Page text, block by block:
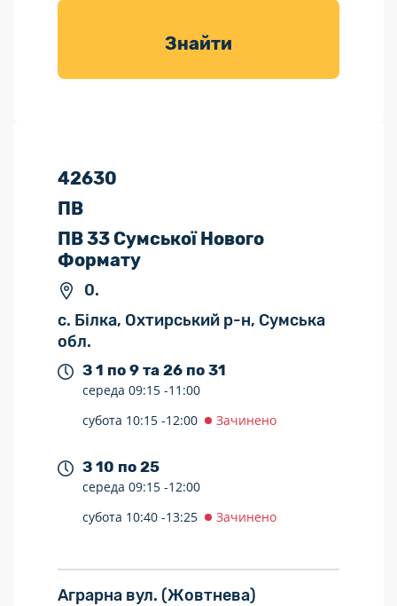
товарів для
Знайти
42630
ПВ
ПВ 33 Сумської Нового
Формату
0.
с. Білка, Охтирський р-н, Сумська
обл.
З 1 по 9 та 26 по 31
середа 09:15 -11:00
субота 10:15 -12:00 Зачинено
З 10 по 25
середа 09:15 -12:00
субота 10:40 -13:25 Зачинено
Аграрна вул. (Жовтнева)